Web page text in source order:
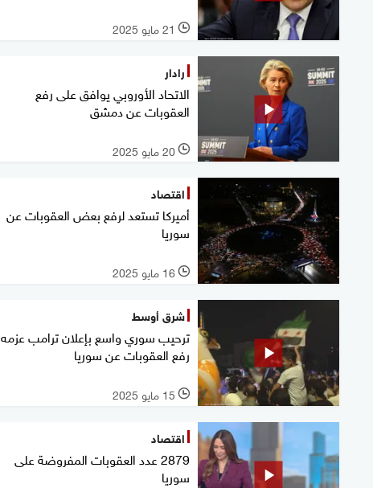
l 21 مايو 2025
رادار
الاتحاد الأوروبي يوافق على رفع
العقوبات عن دمشق
l 20 مايو 2025
اقتصاد
أميركا تستعد لرفع بعض العقوبات عن
سوريا
l 16 مايو 2025
شرق أوسط
ترحيب سوري واسع بإعلان ترامب عزمه
رفع العقوبات عن سوريا
l 15 مايو 2025
اقتصاد
2879 عدد العقوبات المفروضة على
سوريا